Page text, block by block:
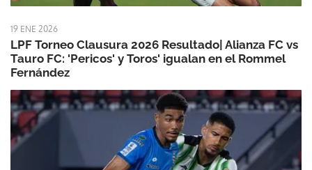
19 ENE 2026
LPF Torneo Clausura 2026 Resultado| Alianza FC vs
Tauro FC: 'Pericos' y Toros' igualan en el Rommel
Fernández